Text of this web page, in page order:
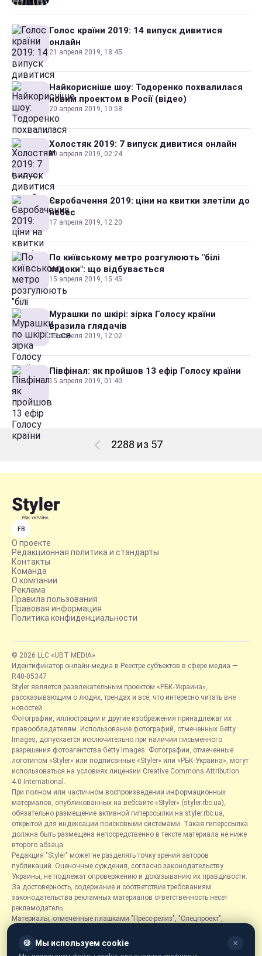
Голос країни 2019: 14 випуск дивитися
онлайн
21 апреля 2019, 18:45
Найкорисніше шоу: Тодоренко похвалилася
новим проектом в Росії (відео)
20 апреля 2019, 10:58
Холостяк 2019: 7 випуск дивитися онлайн
20 апреля 2019, 02:24
Євробачення 2019: ціни на квитки злетіли до
небес
17 апреля 2019, 12:20
По київському метро розгулюють "білі
ходоки": що відбувається
15 апреля 2019, 15:45
Мурашки по шкірі: зірка Голосу країни
вразила глядачів
15 апреля 2019, 12:02
Півфінал: як пройшов 13 ефір Голосу країни
15 апреля 2019, 01:40
2288 из 57
FB
О проекте
Редакционная политика и стандарты
Контакты
Команда
О компании
Реклама
Правила пользования
Правовая информация
Политика конфиденциальности
© 2026 LLC «UBT MEDIA»
Идентификатор онлайн-медиа в Реестре субъектов в сфере медиа —
R40-05347
Styler является развлекательным проектом «РБК-Украина»,
рассказывающим о людях, трендах и всё, что интересно читать вне
новостей.
Фотографии, иллюстрации и другие изображения принадлежат их
правообладателям. Использование фотографий, отмеченных Getty
Images, допускается исключительно при наличии письменного
разрешения фотоагентства Getty Images. Фотографии, отмеченные
логотипом «Styler» или подписанные «Styler» или «РБК-Украина», могут
использоваться на условиях лицензии Creative Commons Attribution
4.0 International.
При полном или частичном воспроизведении информационных
материалов, опубликованных на вебсайте «Styler» (styler.rbc.ua),
обязательно размещение активной гиперссылки на styler.rbc.ua,
открытой для индексации поисковыми системами. Такая гиперссылка
должна быть размещена непосредственно в тексте материала не ниже
второго абзаца.
Редакция "Styler" может не разделять точку зрения авторов
публикаций. Оценочные суждения, согласно законодательству
Украины, не подлежат опровержению и доказыванию их правдивости.
За достоверность, содержание и соответствие требованиям
законодательства рекламных материалов ответственность несет
рекламодатель.
Материалы, отмеченные плашками "Пресс-релиз", "Спецпроект",
размещаются на правах рекламы.
Рубрика «Новости компаний» является информационным форматом,
🍪 Мы используем cookie ✕